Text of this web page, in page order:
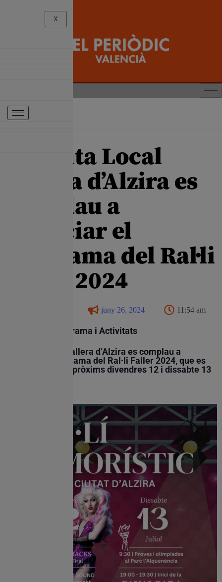
X
La Junta Local
Fallera d’Alzira es
complau a
anunciar el
programa del Ral·li
Faller 2024
juny 26, 2024 11:54 am
Ral·li 2024: Programa i Activitats
La Junta Local Fallera d’Alzira es complau a
anunciar el programa del Ral·li Faller 2024, que es
durà a terme els pròxims divendres 12 i dissabte 13